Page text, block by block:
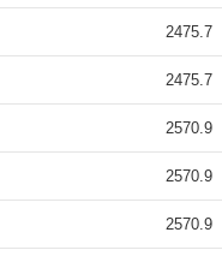
2475.7
2475.7
2570.9
2570.9
2570.9